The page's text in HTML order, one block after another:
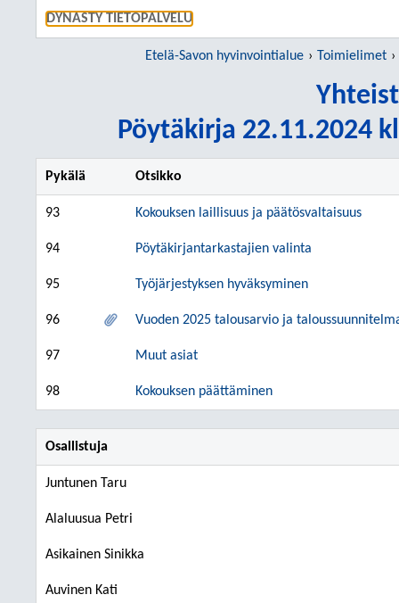
DYNASTY TIETOPALVELU
Etelä-Savon hyvinvointialue Toimielimet
Pöytäkirja 22.11.2024
Pykälä Otsikko
93 Kokouksen laillisuus ja päätösvaltaisuus
94 Pöytäkirjantarkastajien valinta
95 Työjärjestyksen hyväksyminen
96 Vuoden 2025 talousarvio ja
97 Muut asiat
98 Kokouksen päättäminen
Osallistuja
Juntunen Taru
Alaluusua Petri
Asikainen Sinikka
Auvinen Kati